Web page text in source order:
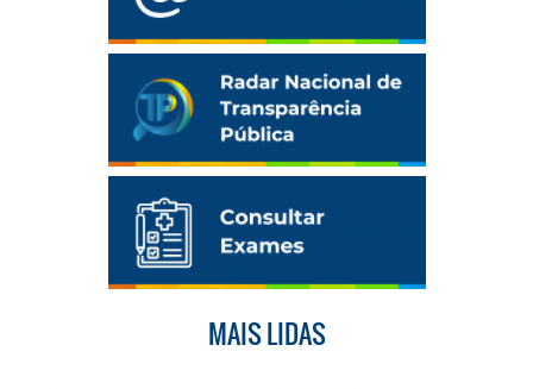
MAIS LIDAS